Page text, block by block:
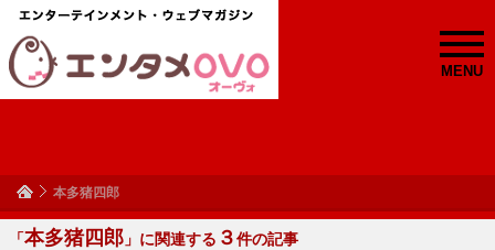
MENU
本多猪四郎
「本多猪四郎 」に関連する ３件の記事